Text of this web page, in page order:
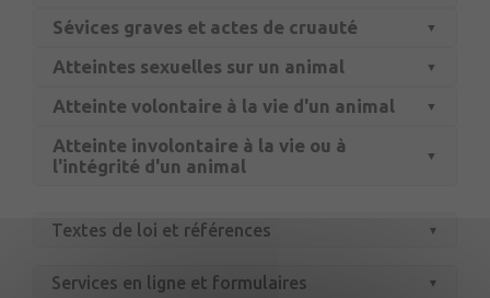
Sévices graves et actes de cruauté
Atteintes sexuelles sur un animal
Atteinte volontaire à la vie d'un animal
Atteinte involontaire à la vie ou à
l'intégrité d'un animal
Textes de loi et références
Services en ligne et formulaires